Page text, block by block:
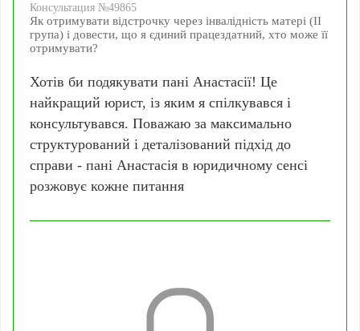
Консультация №49865
Як отримувати відстрочку через інвалідність матері (ІІ
група) і довести, що я єдиний працездатний, хто може її
отримувати?
Хотів би подякувати пані Анастасії! Це
найкращий юрист, із яким я спілкувався і
консультувався. Поважаю за максимально
структурований і деталізований підхід до
справи - пані Анастасія в юридичному сенсі
розжовує кожне питання